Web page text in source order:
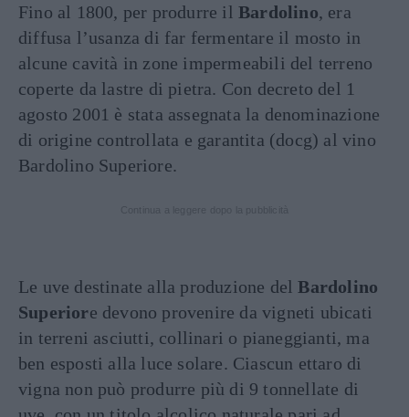
Fino al 1800, per produrre il Bardolino, era
diffusa l’usanza di far fermentare il mosto in
alcune cavità in zone impermeabili del terreno
coperte da lastre di pietra. Con decreto del 1
agosto 2001 è stata assegnata la denominazione
di origine controllata e garantita (docg) al vino
Bardolino Superiore.
Le uve destinate alla produzione delBardolino
Superiore devono provenire da vigneti ubicati
in terreni asciutti, collinari o pianeggianti, ma
ben esposti alla luce solare. Ciascun ettaro di
vigna non può produrre più di 9 tonnellate di